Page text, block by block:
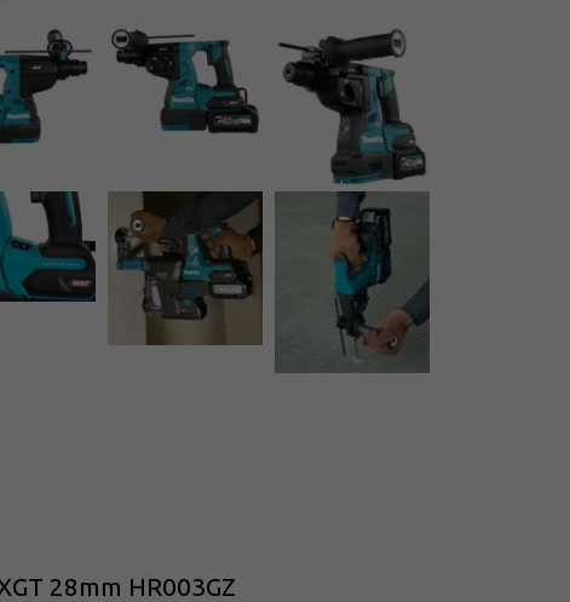
28mm HR003GZ